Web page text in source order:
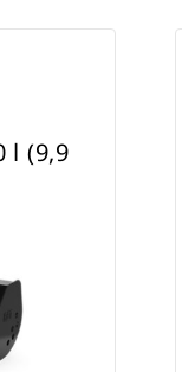
l (9,9